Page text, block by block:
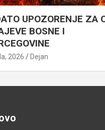
UPOZORENJE ZA
BOSNE I
2026 Dejan